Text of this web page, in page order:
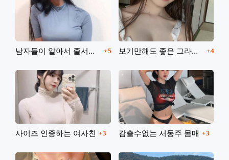
남자들이 알아서 줄서는 몸매의 소유자 댓글
5 보기만해도 좋은 그라비아 아이돌 댓글
4
사이즈 인증하는 여사친 댓글
3 감출수없는 서동주 몸매 댓글
3